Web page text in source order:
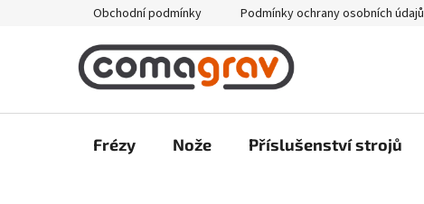
Obchodní podmínky Podmínky ochrany osobních údajů
Frézy Nože Příslušenství strojů